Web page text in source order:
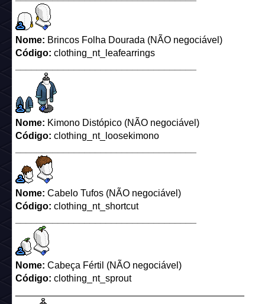
Nome: Brincos Folha Dourada (NÃO negociável)
Código: clothing_nt_leafearrings
Nome: Kimono Distópico (NÃO negociável)
Código: clothing_nt_loosekimono
Nome: Cabelo Tufos (NÃO negociável)
Código: clothing_nt_shortcut
Nome: Cabeça Fértil (NÃO negociável)
Código: clothing_nt_sprout